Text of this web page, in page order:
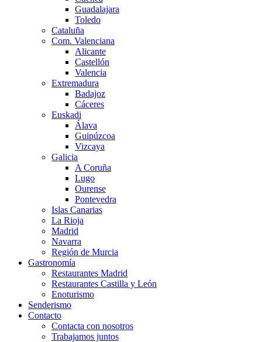
Guadalajara
Toledo
Cataluña
Com. Valenciana
Alicante
Castellón
Valencia
Extremadura
Badajoz
Cáceres
Euskadi
Álava
Guipúzcoa
Vizcaya
Galicia
A Coruña
Lugo
Ourense
Pontevedra
Islas Canarias
La Rioja
Madrid
Navarra
Región de Murcia
Gastronomía
Restaurantes Madrid
Restaurantes Castilla y León
Enoturismo
Senderismo
Contacto
Contacta con nosotros
Trabajamos juntos